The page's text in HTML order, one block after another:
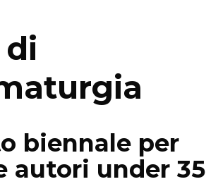
di
biennale per
autori under 35